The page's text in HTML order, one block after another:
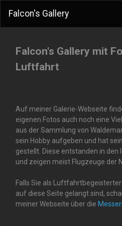
Falcon's Gallery
Falcon's Gallery mit
Luftfahrt
Auf meiner Galerie-Webseite
eigenen Fotos auch noch eine
aus der Sammlung von
sein Hobby aufgeben und hat
gestellt. Diese entstanden in den
und zeigen meist Flugzeuge der
Falls Sie als
auf diese Seite gelangt sind,
meiner Webseite über die